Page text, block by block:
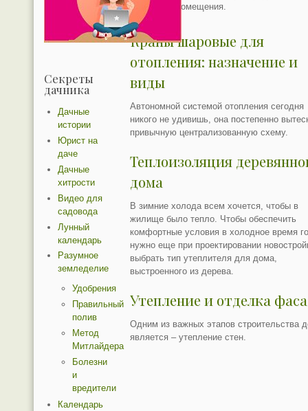
по объему помещения.
Краны шаровые для
отопления: назначение и
виды
Автономной системой отопления сегодня
никого не удивишь, она постепенно
привычную централизованную схему.
Теплоизоляция
дома
В зимние холода всем хочется, чтобы в
жилище было тепло. Чтобы обеспечить
комфортные условия в холодное время
нужно еще при проектировании
выбрать тип утеплителя для дома,
выстроенного из дерева.
Утепление и отделка
Одним из важных этапов строительства
является – утепление стен.
Секреты
дачника
Дачные
истории
Юрист на
даче
Дачные
хитрости
Видео для
садовода
Лунный
календарь
Разумное
земледелие
Удобрения
Правильный
полив
Метод
Митлайдера
Болезни
и
вредители
Календарь